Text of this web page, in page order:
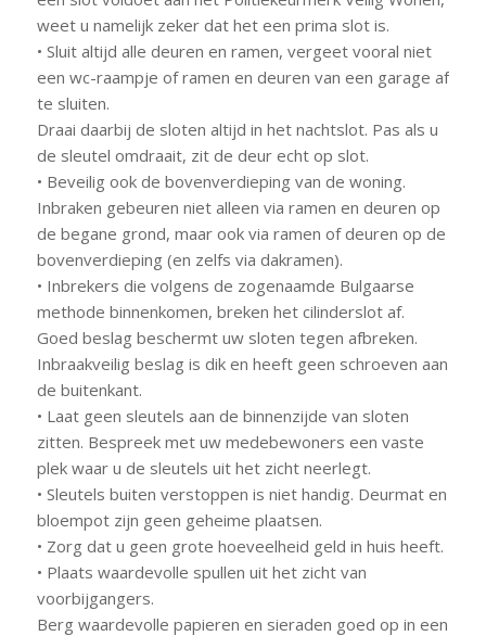
weet u namelijk zeker dat het een prima slot is.
• Sluit altijd alle deuren en ramen, vergeet vooral niet
een wc-raampje of ramen en deuren van een garage af
te sluiten.
Draai daarbij de sloten altijd in het nachtslot. Pas als u
de sleutel omdraait, zit de deur echt op slot.
• Beveilig ook de bovenverdieping van de woning.
Inbraken gebeuren niet alleen via ramen en deuren op
de begane grond, maar ook via ramen of deuren op de
bovenverdieping (en zelfs via dakramen).
• Inbrekers die volgens de zogenaamde Bulgaarse
methode binnenkomen, breken het cilinderslot af.
Goed beslag beschermt uw sloten tegen afbreken.
Inbraakveilig beslag is dik en heeft geen schroeven aan
de buitenkant.
• Laat geen sleutels aan de binnenzijde van sloten
zitten. Bespreek met uw medebewoners een vaste
plek waar u de sleutels uit het zicht neerlegt.
• Sleutels buiten verstoppen is niet handig. Deurmat en
bloempot zijn geen geheime plaatsen.
• Zorg dat u geen grote hoeveelheid geld in huis heeft.
• Plaats waardevolle spullen uit het zicht van
voorbijgangers.
Berg waardevolle papieren en sieraden goed op in een